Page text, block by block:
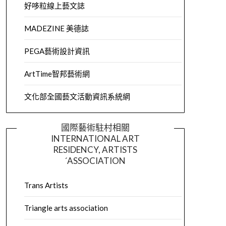
好哆粒線上藝文誌
MADEZINE 美德誌
PEGA藝術設計資訊
ArtTime智邦藝術網
文化部全國藝文活動資訊系統網
國際藝術駐村相關
INTERNATIONAL ART
RESIDENCY, ARTISTS
´ASSOCIATION
Trans Artists
Triangle arts association